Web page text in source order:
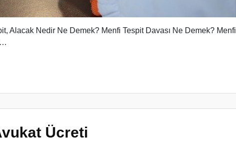
Alacak Nedir Ne Demek? Menfi Tespit Davası Ne Demek? Menfi
Ücreti